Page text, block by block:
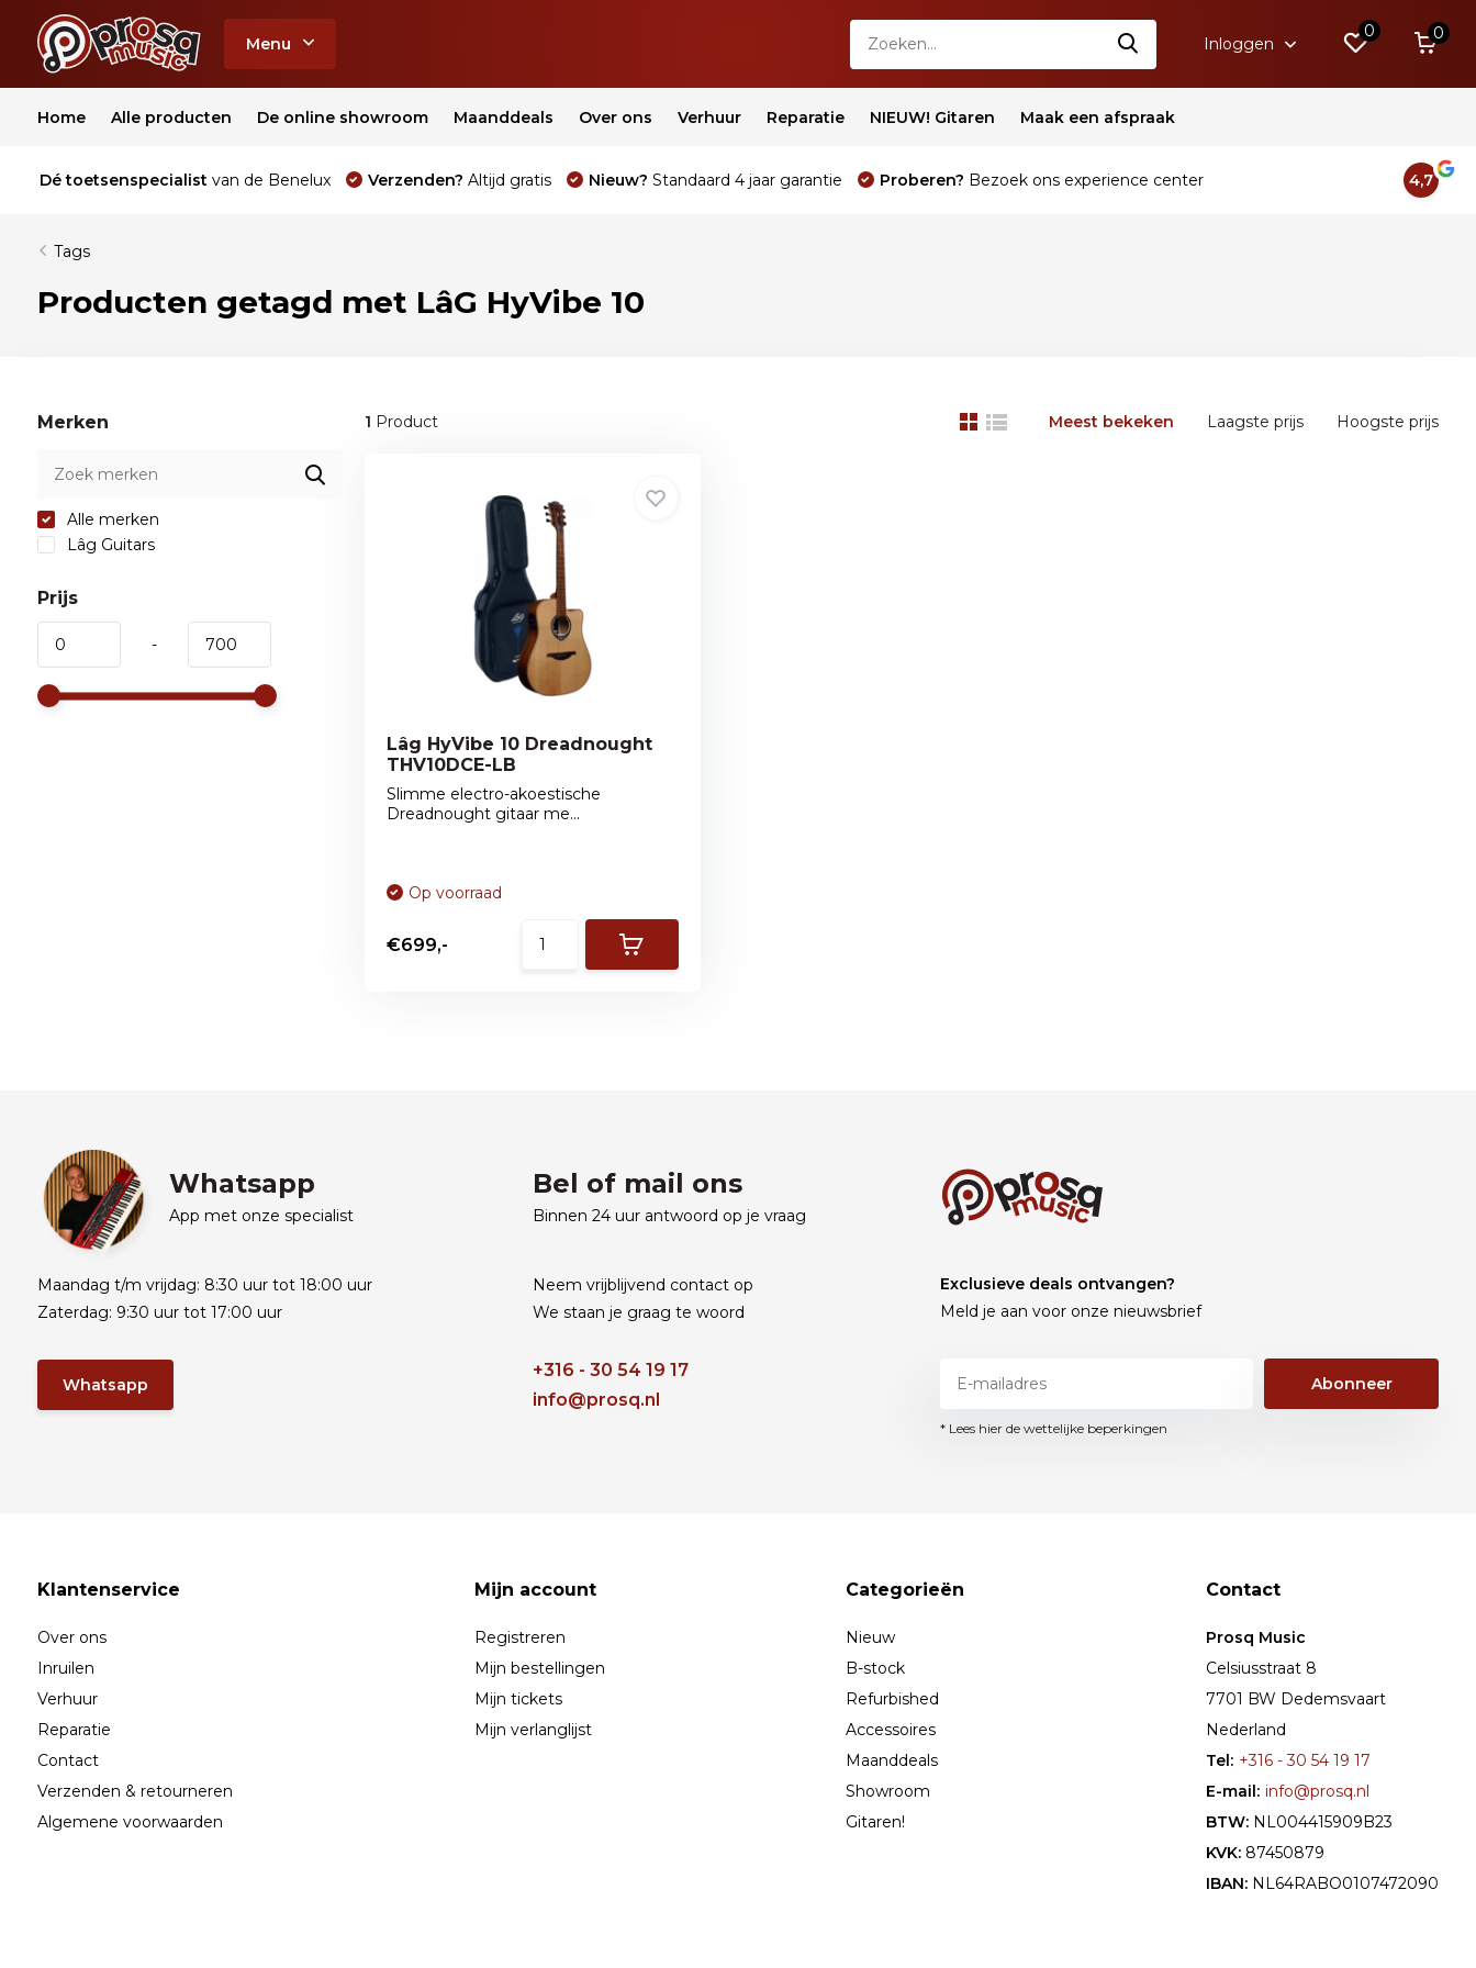
Menu Inloggen
0 0
Home Alle producten De online showroom Maanddeals Over ons Verhuur Reparatie NIEUW! Gitaren Maak een afspraak
Dé toetsenspecialist van de Benelux Verzenden? Altijd gratis Nieuw? Standaard 4 jaar garantie Proberen? Bezoek ons experience center 4,7
Tags
Producten getagd met LâG HyVibe 10
Merken
Alle merken
Lâg Guitars
Prijs
-
1 Product Meest bekeken Laagste prijs Hoogste prijs
Lâg HyVibe 10 Dreadnought
THV10DCE-LB
Slimme electro-akoestische
Dreadnought gitaar me...
Op voorraad
€699,-
Whatsapp
App met onze specialist
Maandag t/m vrijdag: 8:30 uur tot 18:00 uur
Zaterdag: 9:30 uur tot 17:00 uur
Whatsapp
Bel of mail ons
Binnen 24 uur antwoord op je vraag
Neem vrijblijvend contact op
We staan je graag te woord
+316 - 30 54 19 17
info@prosq.nl
Exclusieve deals ontvangen?
Meld je aan voor onze nieuwsbrief
Abonneer
* Lees hier de wettelijke beperkingen
Klantenservice
Over ons
Inruilen
Verhuur
Reparatie
Contact
Verzenden & retourneren
Algemene voorwaarden
Mijn account
Registreren
Mijn bestellingen
Mijn tickets
Mijn verlanglijst
Categorieën
Nieuw
B-stock
Refurbished
Accessoires
Maanddeals
Showroom
Gitaren!
Contact
Prosq Music
Celsiusstraat 8
7701 BW Dedemsvaart
Nederland
Tel: +316 - 30 54 19 17
E-mail: info@prosq.nl
BTW: NL004415909B23
KVK: 87450879
IBAN: NL64RABO0107472090